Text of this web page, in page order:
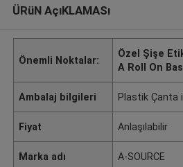
ÜRüN AçıKLAMASı
Önemli Noktalar:
Özel Şişe
A Roll On
Ambalaj bilgileri Plastik Çanta
Fiyat Anlaşılabilir
Marka adı A-SOURCE